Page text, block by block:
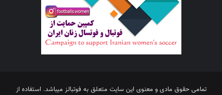
تمامی حقوق مادی و معنوی این سایت متعلق به فوتبالز میباشد. استفاده از